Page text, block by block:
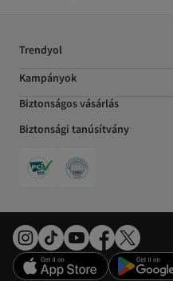
Trendyol
Kampányok
Biztonságos vásárlás
Biztonsági tanúsítvány